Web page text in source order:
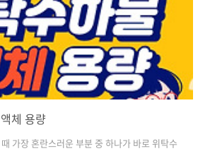
체 용량
가장 혼란스러운 부분 중 하나가 바로 위탁수